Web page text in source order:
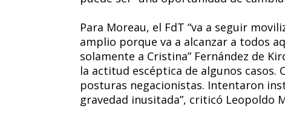
Para Moreau, el FdT “va a seguir
amplio porque va a alcanzar a todos
solamente a Cristina” Fernández de
la actitud escéptica de algunos casos.
posturas negacionistas. Intentaron
gravedad inusitada”, criticó Leopoldo